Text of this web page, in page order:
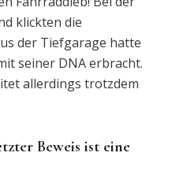
klickten die
der Tiefgarage hatte
seiner DNA erbracht.
allerdings trotzdem
Beweis ist eine